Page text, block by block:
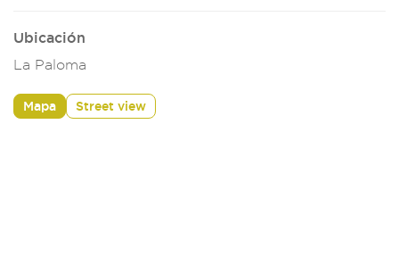
Ubicación
La Paloma
Mapa Street view